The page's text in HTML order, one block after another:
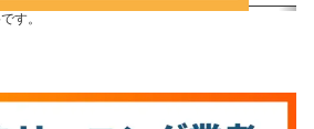
す。